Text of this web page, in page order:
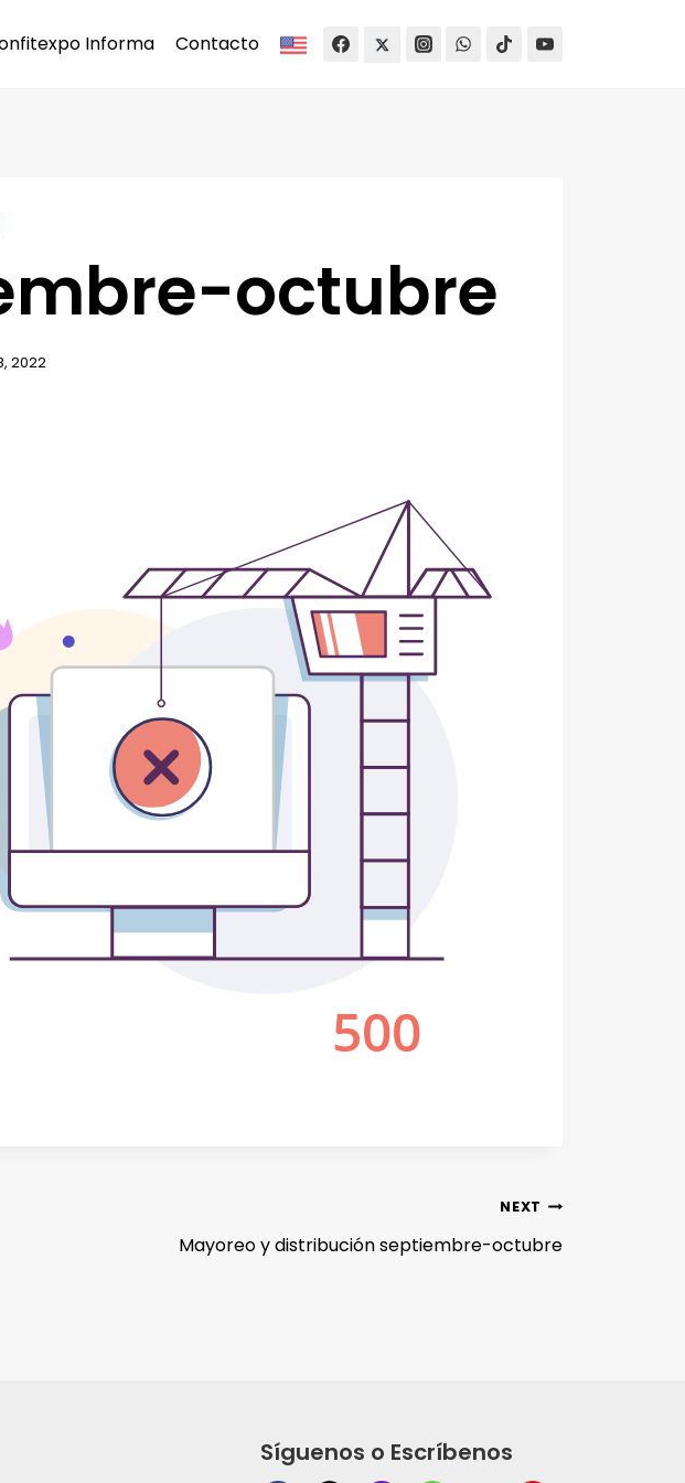
Informa Contacto
octubre
2022
NEXT
Mayoreo y distribución septiembre-octubre
Síguenos o Escríbenos